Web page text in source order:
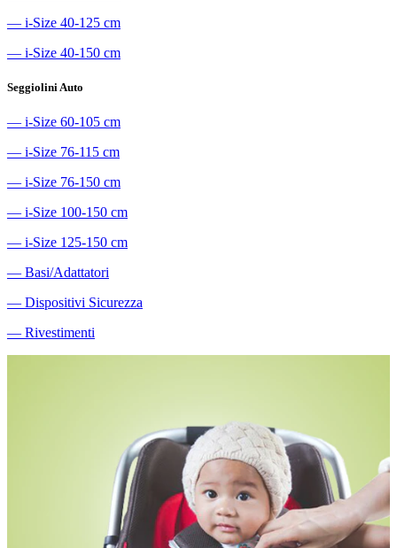
― i-Size 40-125 cm
― i-Size 40-150 cm
Seggiolini Auto
― i-Size 60-105 cm
― i-Size 76-115 cm
― i-Size 76-150 cm
― i-Size 100-150 cm
― i-Size 125-150 cm
― Basi/Adattatori
― Dispositivi Sicurezza
― Rivestimenti